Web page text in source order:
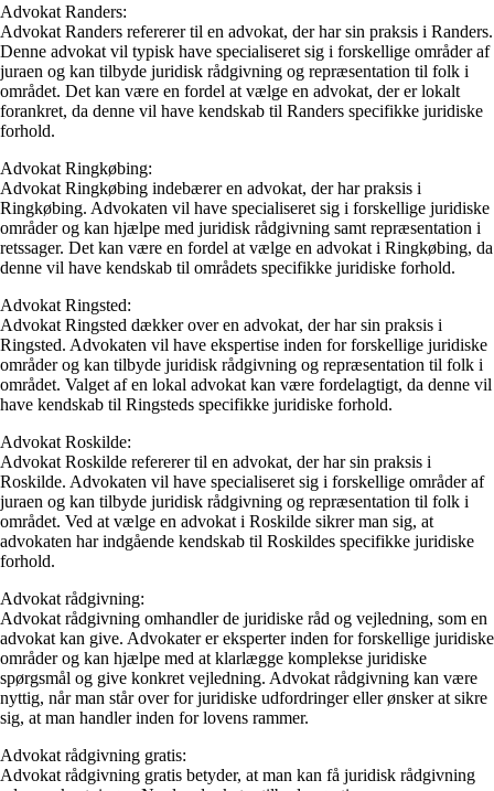
Advokat Randers:
Advokat Randers refererer til en advokat, der har sin praksis i Randers.
Denne advokat vil typisk have specialiseret sig i forskellige områder af
juraen og kan tilbyde juridisk rådgivning og repræsentation til folk i
området. Det kan være en fordel at vælge en advokat, der er lokalt
forankret, da denne vil have kendskab til Randers specifikke juridiske
forhold.
Advokat Ringkøbing:
Advokat Ringkøbing indebærer en advokat, der har praksis i
Ringkøbing. Advokaten vil have specialiseret sig i forskellige juridiske
områder og kan hjælpe med juridisk rådgivning samt repræsentation i
retssager. Det kan være en fordel at vælge en advokat i Ringkøbing, da
denne vil have kendskab til områdets specifikke juridiske forhold.
Advokat Ringsted:
Advokat Ringsted dækker over en advokat, der har sin praksis i
Ringsted. Advokaten vil have ekspertise inden for forskellige juridiske
områder og kan tilbyde juridisk rådgivning og repræsentation til folk i
området. Valget af en lokal advokat kan være fordelagtigt, da denne vil
have kendskab til Ringsteds specifikke juridiske forhold.
Advokat Roskilde:
Advokat Roskilde refererer til en advokat, der har sin praksis i
Roskilde. Advokaten vil have specialiseret sig i forskellige områder af
juraen og kan tilbyde juridisk rådgivning og repræsentation til folk i
området. Ved at vælge en advokat i Roskilde sikrer man sig, at
advokaten har indgående kendskab til Roskildes specifikke juridiske
forhold.
Advokat rådgivning:
Advokat rådgivning omhandler de juridiske råd og vejledning, som en
advokat kan give. Advokater er eksperter inden for forskellige juridiske
områder og kan hjælpe med at klarlægge komplekse juridiske
spørgsmål og give konkret vejledning. Advokat rådgivning kan være
nyttig, når man står over for juridiske udfordringer eller ønsker at sikre
sig, at man handler inden for lovens rammer.
Advokat rådgivning gratis:
Advokat rådgivning gratis betyder, at man kan få juridisk rådgivning